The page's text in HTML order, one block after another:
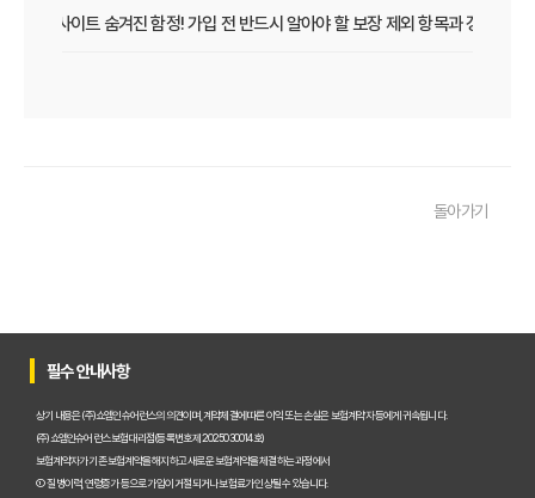
험비교사이트 숨겨진 함정! 가입 전 반드시 알아야 할 보장 제외 항목과 갱신 조건
펫보험비교사이트, 평점만 보고 고르면 후회? 진짜 중요한 차이점은?
펫보험비교사이트, A사와 B사 어디가 더 유리할까?
펫보험비교사이트 이용 전 필수! 놓치면 후회할 3가지 체크리스트
돌아가기
필수 안내사항
상기 내용은 (주)쇼엠인슈어런스의 의견이며, 계약체결에 따른 이익 또는 손실은 보험계약자 등에게 귀속됩니다.
(주)쇼엠인슈어런스 보험대리점(등록번호 제2025030014호)
보험계약자가 기존 보험계약을 해지하고 새로운 보험계약을 체결하는 과정에서
① 질병이력, 연령증가 등으로 가입이 거절되거나 보험료가 인상될 수 있습니다.